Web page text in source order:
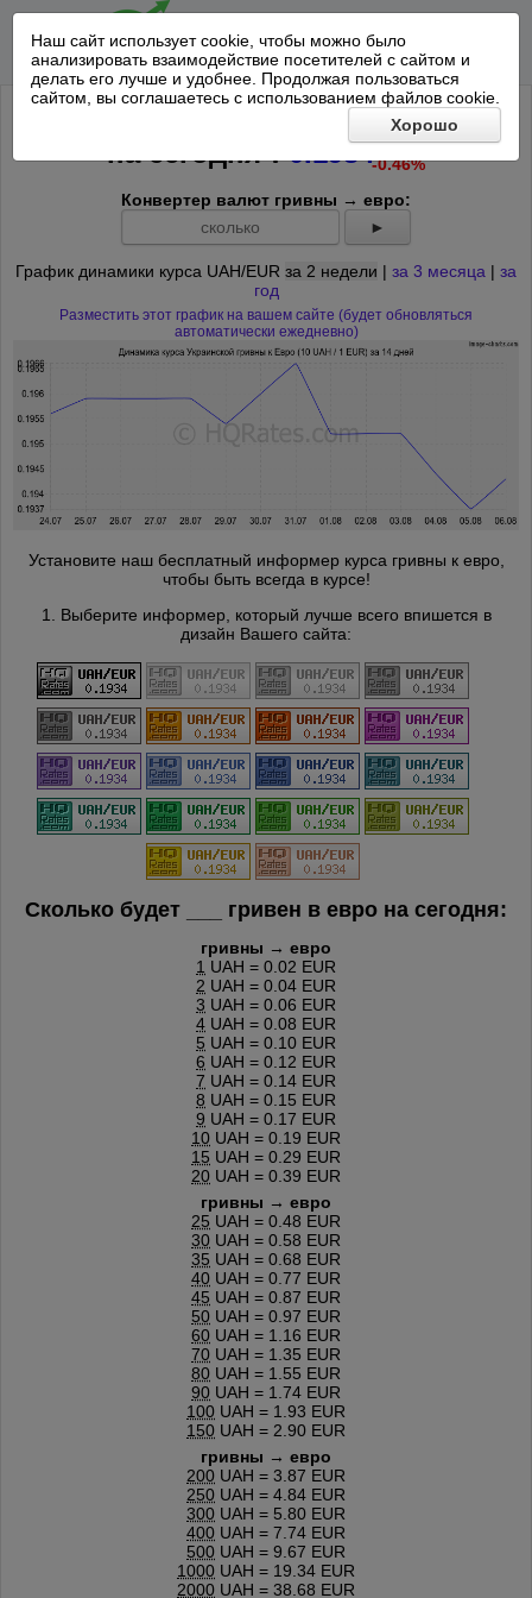
Наш сайт использует cookie, чтобы можно было
анализировать взаимодействие посетителей с сайтом и
делать его лучше и удобнее. Продолжая пользоваться
сайтом, вы соглашаетесь с использованием файлов cookie.
Хорошо
Курс 10 Украинских гривен к Евро
насегодня :0.1934 -0.0009
-0.46%
Конвертер валют гривны → евро:
►
График динамики курса UAH/EUR за 2 недели | за 3 месяца | за
год
Разместить этот график на вашем сайте (будет обновляться
автоматически ежедневно)
Установите наш бесплатный информер курса гривны к евро,
чтобы быть всегда в курсе!
1. Выберите информер, который лучше всего впишется в
дизайн Вашего сайта:
Сколько будет гривен в евро на сегодня:
гривны → евро
1 UAH = 0.02 EUR
2 UAH = 0.04 EUR
3 UAH = 0.06 EUR
4 UAH = 0.08 EUR
5 UAH = 0.10 EUR
6 UAH = 0.12 EUR
7 UAH = 0.14 EUR
8 UAH = 0.15 EUR
9 UAH = 0.17 EUR
10 UAH = 0.19 EUR
15 UAH = 0.29 EUR
20 UAH = 0.39 EUR
гривны → евро
25 UAH = 0.48 EUR
30 UAH = 0.58 EUR
35 UAH = 0.68 EUR
40 UAH = 0.77 EUR
45 UAH = 0.87 EUR
50 UAH = 0.97 EUR
60 UAH = 1.16 EUR
70 UAH = 1.35 EUR
80 UAH = 1.55 EUR
90 UAH = 1.74 EUR
100 UAH = 1.93 EUR
150 UAH = 2.90 EUR
гривны → евро
200 UAH = 3.87 EUR
250 UAH = 4.84 EUR
300 UAH = 5.80 EUR
400 UAH = 7.74 EUR
500 UAH = 9.67 EUR
1000 UAH = 19.34 EUR
2000 UAH = 38.68 EUR